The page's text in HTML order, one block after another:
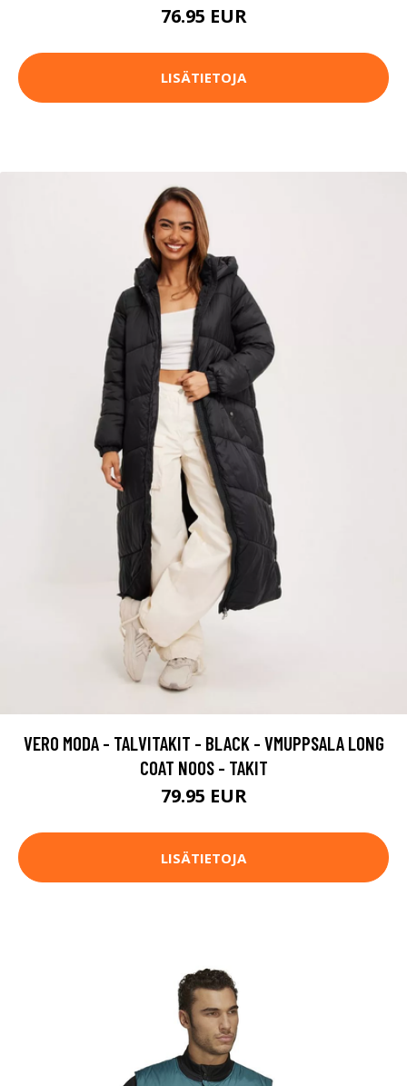
76.95 EUR
LISÄTIETOJA
VERO MODA - TALVITAKIT - BLACK - VMUPPSALA LONG
COAT NOOS - TAKIT
79.95 EUR
LISÄTIETOJA